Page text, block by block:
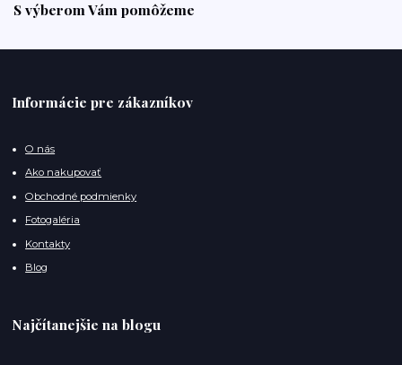
S výberom Vám pomôžeme
Informácie pre zákazníkov
O nás
Ako nakupovať
Obchodné podmienky
Fotogaléria
Kontakty
Blog
Najčítanejšie na blogu